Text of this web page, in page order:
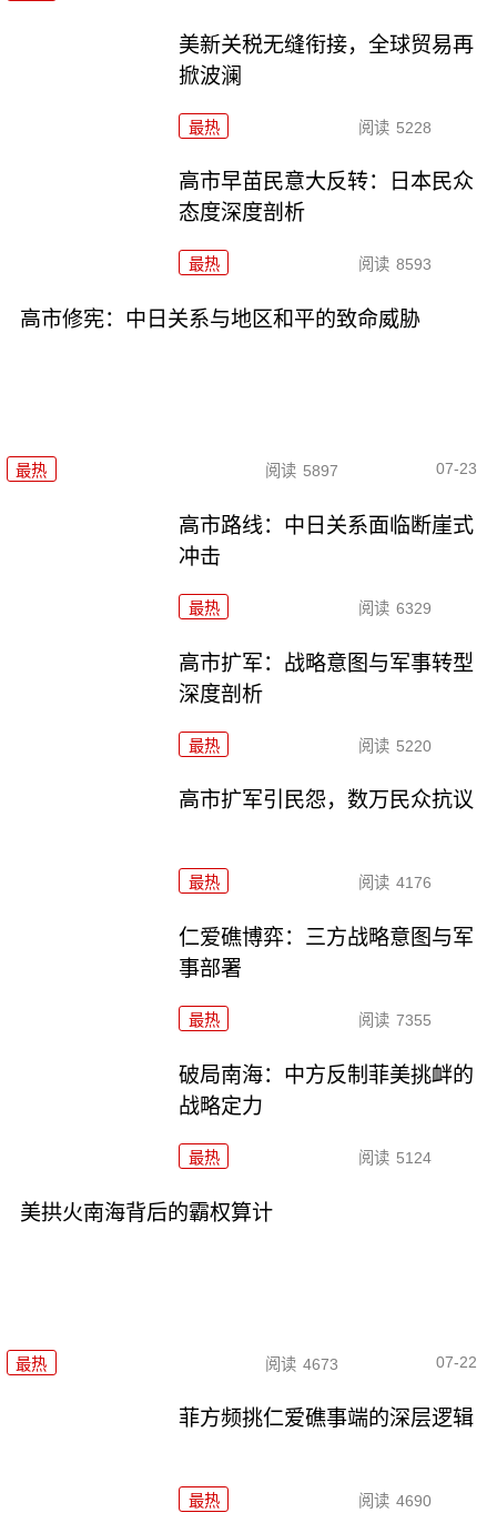
美新关税无缝衔接，全球贸易再
掀波澜
最热 阅读 5228
高市早苗民意大反转：日本民众
态度深度剖析
最热 阅读 8593
高市修宪：中日关系与地区和平的致命威胁
最热 阅读 5897 07-23
高市路线：中日关系面临断崖式
冲击
最热 阅读 6329
高市扩军：战略意图与军事转型
深度剖析
最热 阅读 5220
高市扩军引民怨，数万民众抗议
最热 阅读 4176
仁爱礁博弈：三方战略意图与军
事部署
最热 阅读 7355
破局南海：中方反制菲美挑衅的
战略定力
最热 阅读 5124
美拱火南海背后的霸权算计
最热 阅读 4673 07-22
菲方频挑仁爱礁事端的深层逻辑
最热 阅读 4690